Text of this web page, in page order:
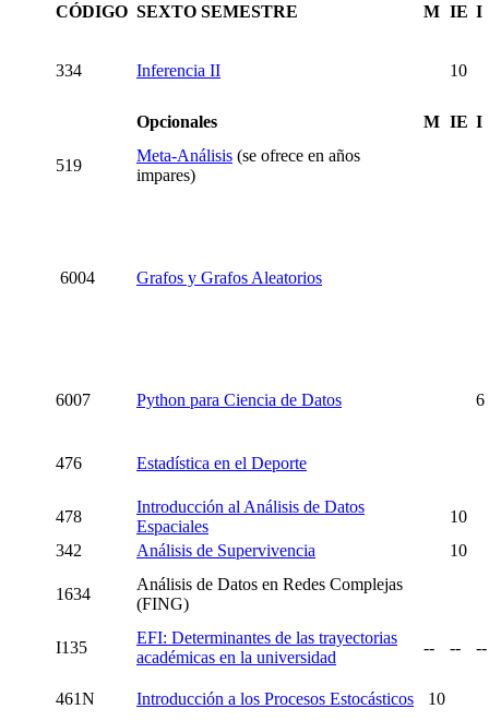
CÓDIGO SEXTO SEMESTRE M IE I
334 Inferencia II 10
Opcionales M IE I
519
Meta-Análisis (se ofrece en años
impares)
6004 Grafos y Grafos Aleatorios
6007 Python para Ciencia de Datos 6
476 Estadística en el Deporte
478
Introducción al Análisis de Datos
Espaciales
10
342
Análisis de Supervivencia 10
1634
Análisis de Datos en Redes Complejas
(FING)
I135
EFI: Determinantes de las trayectorias
académicas en la universidad
-- -- --
461N Introducción a los Procesos Estocásticos 10